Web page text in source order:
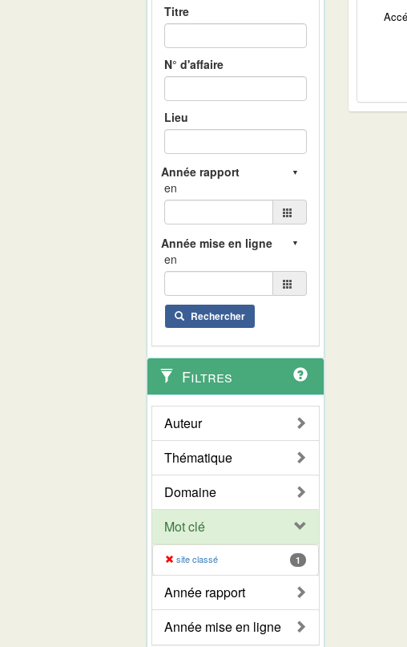
Titre
N° d'affaire
Lieu
en
en
Rechercher
Filtres
Auteur
Thématique
Domaine
Mot clé
site classé 1
Année rapport
Année mise en ligne